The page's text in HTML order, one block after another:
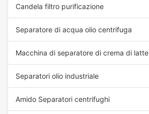
Candela filtro purificazione
Separatore di acqua olio centrifuga
Macchina di separatore di crema di latte
Separatori olio industriale
Amido Separatori centrifughi